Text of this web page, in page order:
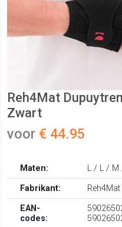
Reh4Mat
Zwart
voor € 44.95
Maten:
L / L / M
Fabrikant:
Reh4Mat
EAN-
codes: